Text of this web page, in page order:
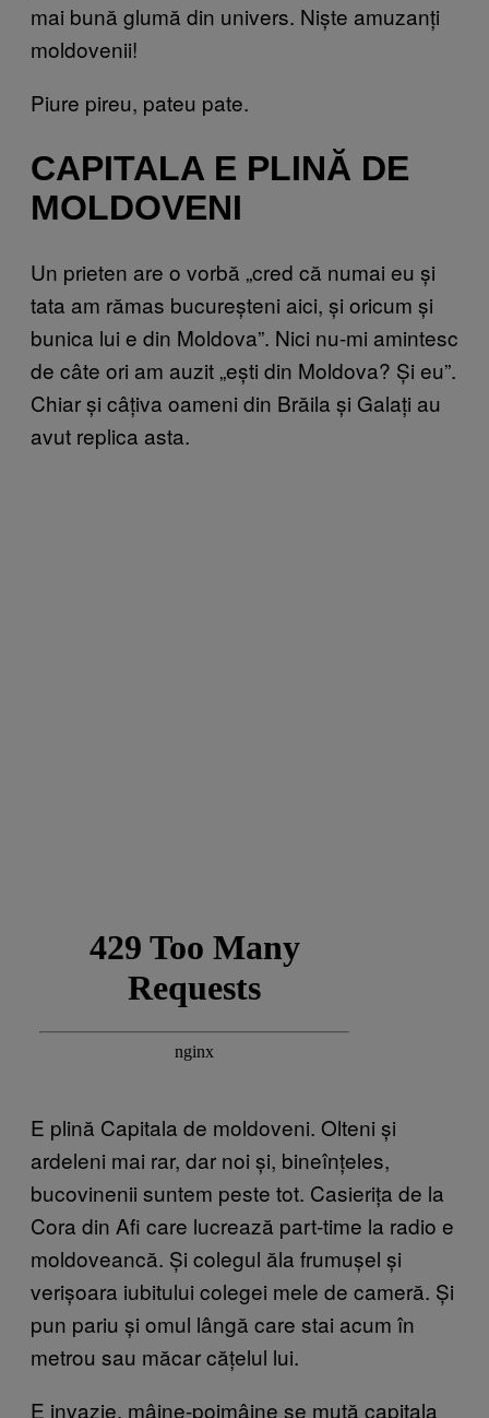
mai bună glumă din univers. Niște amuzanți
moldovenii!
Piure pireu, pateu pate.
CAPITALA E PLINĂ DE
MOLDOVENI
Un prieten are o vorbă „cred că numai eu și
tata am rămas bucureșteni aici, și oricum și
bunica lui e din Moldova”. Nici nu-mi amintesc
de câte ori am auzit „ești din Moldova? Și eu”.
Chiar și câțiva oameni din Brăila și Galați au
avut replica asta.
E plină Capitala de moldoveni. Olteni și
ardeleni mai rar, dar noi și, bineînțeles,
bucovinenii suntem peste tot. Casierița de la
Cora din Afi care lucrează part-time la radio e
moldoveancă. Și colegul ăla frumușel și
verișoara iubitului colegei mele de cameră. Și
pun pariu și omul lângă care stai acum în
metrou sau măcar cățelul lui.
E invazie, mâine-poimâine se mută capitala